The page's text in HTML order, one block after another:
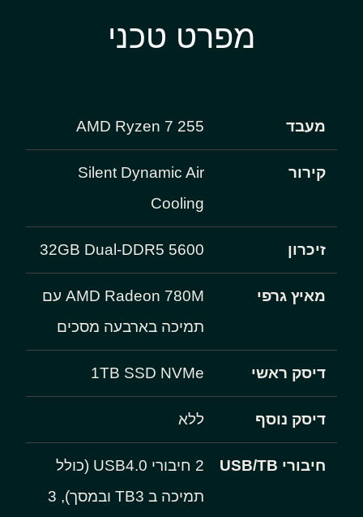
מפרט טכני
מעבד AMD Ryzen 7 255
קירור
Silent Dynamic Air
Cooling
זיכרון 32GB Dual-DDR5 5600
מאיץ גרפי
AMD Radeon 780M עם
תמיכה בארבעה מסכים
דיסק ראשי 1TB SSD NVMe
דיסק נוסף ללא
חיבורי USB/TB
2 חיבורי USB4.0 (כולל
תמיכה ב TB3 ובמסך), 3